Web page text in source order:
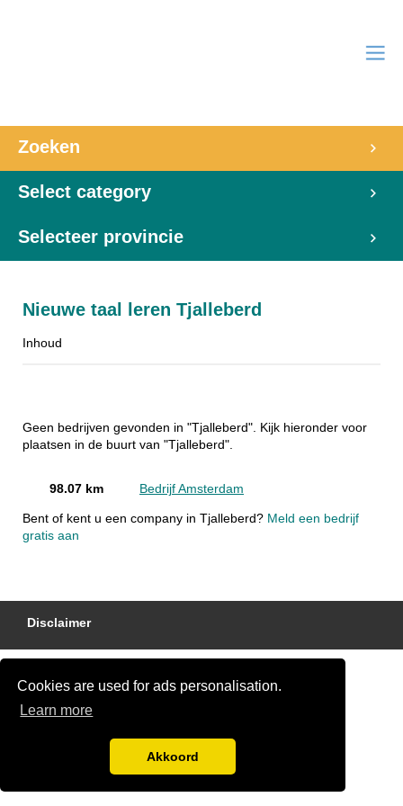
Cookies are used for ads personalisation.
Learn more
Akkoord
Zoeken
Select category
Selecteer provincie
Nieuwe taal leren Tjalleberd
Inhoud
Geen bedrijven gevonden in "Tjalleberd". Kijk hieronder voor
plaatsen in de buurt van "Tjalleberd".
98.07 km Bedrijf Amsterdam
Bent of kent u een company in Tjalleberd? Meld een bedrijf
gratis aan
Disclaimer